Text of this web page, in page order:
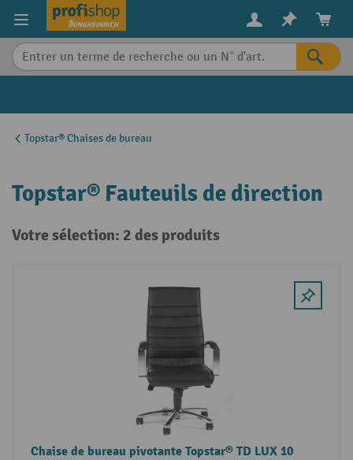
content
Topstar® Chaises de bureau
Topstar® Fauteuils de direction
Votre sélection: 2 des produits
Chaise de bureau pivotante Topstar® TD LUX 10